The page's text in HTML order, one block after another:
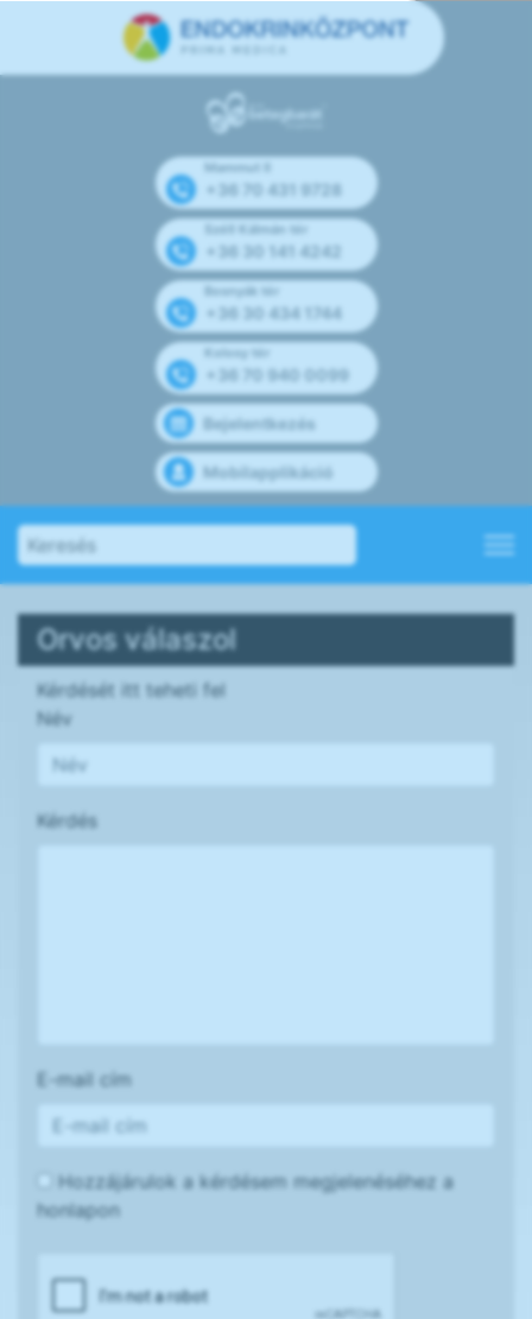
Mammut II
+36 70 431 9728
Széll Kálmán tér
+36 30 141 4242
Bosnyák tér
+36 30 434 1744
Kolosy tér
+36 70 940 0099
Bejelentkezés
Mobilapplikáció
Orvos válaszol
Kérdését itt teheti fel
Név
Kérdés
E-mail cím
Hozzájárulok a kérdésem megjelenéséhez a
honlapon